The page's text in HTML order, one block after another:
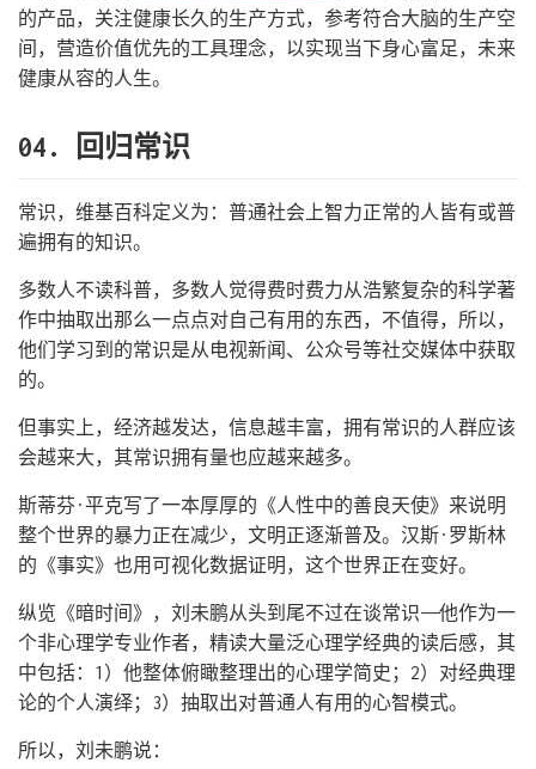
的产品，关注健康长久的生产方式，参考符合大脑的生产空
间，营造价值优先的工具理念，以实现当下身心富足，未来
健康从容的人生。
04. 回归常识
常识，维基百科定义为：普通社会上智力正常的人皆有或普
遍拥有的知识。
多数人不读科普，多数人觉得费时费力从浩繁复杂的科学著
作中抽取出那么一点点对自己有用的东西，不值得，所以，
他们学习到的常识是从电视新闻、公众号等社交媒体中获取
的。
但事实上，经济越发达，信息越丰富，拥有常识的人群应该
会越来大，其常识拥有量也应越来越多。
斯蒂芬·平克写了一本厚厚的《人性中的善良天使》来说明
整个世界的暴力正在减少，文明正逐渐普及。汉斯·罗斯林
的《事实》也用可视化数据证明，这个世界正在变好。
纵览《暗时间》，刘未鹏从头到尾不过在谈常识——他作为一
个非心理学专业作者，精读大量泛心理学经典的读后感，其
中包括：1）他整体俯瞰整理出的心理学简史；2）对经典理
论的个人演绎；3）抽取出对普通人有用的心智模式。
所以，刘未鹏说：